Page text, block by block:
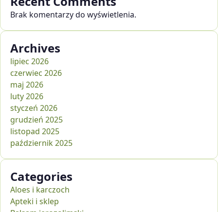
Brak komentarzy do wyświetlenia.
Archives
lipiec 2026
czerwiec 2026
maj 2026
luty 2026
styczeń 2026
grudzień 2025
listopad 2025
październik 2025
Categories
Aloes i karczoch
Apteki i sklep